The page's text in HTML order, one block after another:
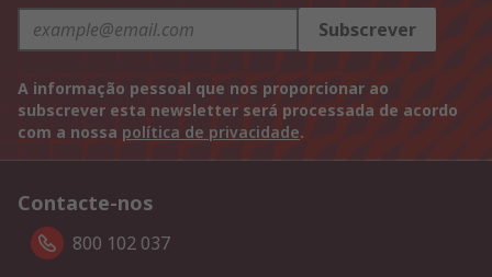
Subscrever
A informação pessoal que nos proporcionar ao
subscrever esta newsletter será processada de acordo
com a nossa política de privacidade.
Contacte-nos
800 102 037